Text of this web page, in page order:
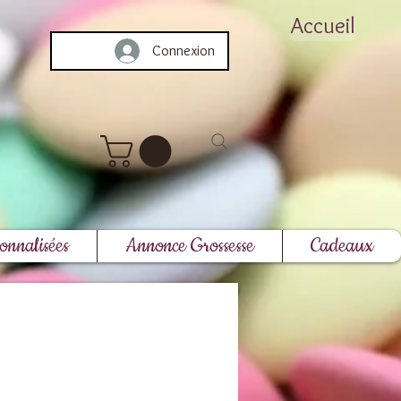
Connexion
Accueil
Annonce Grossesse Cadeaux